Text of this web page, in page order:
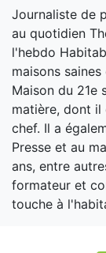
Journaliste de
au quotidien
l'hebdo
maisons
Maison du 21e
matière, dont
chef. Il a
Presse et au
ans, entre
formateur et
touche à